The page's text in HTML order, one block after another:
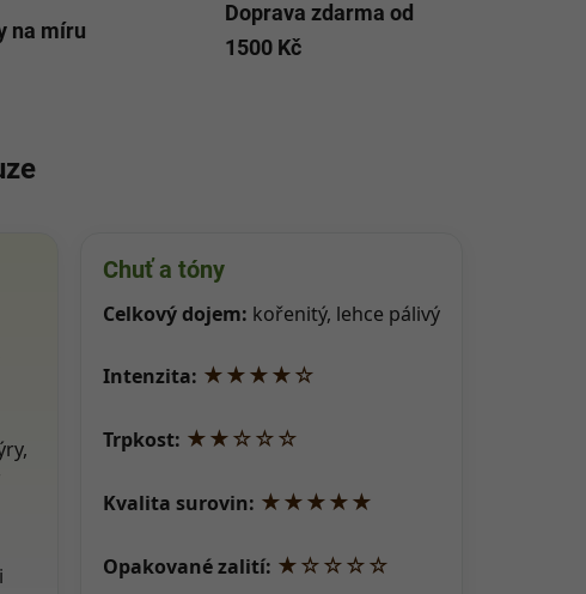
na míru
Doprava zdarma od
1500 Kč
Chuť a tóny
Celkový dojem: kořenitý, lehce pálivý
Intenzita: ★★★★☆
Trpkost: ★★☆☆☆
Kvalita surovin: ★★★★★
Opakované zalití: ★☆☆☆☆